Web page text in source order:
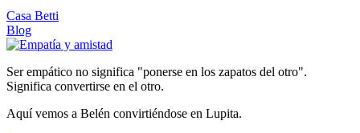
Casa Betti
Blog
Ser empático no significa "ponerse en los zapatos del otro".
Significa convertirse en el otro.
Aquí vemos a Belén convirtiéndose en Lupita.